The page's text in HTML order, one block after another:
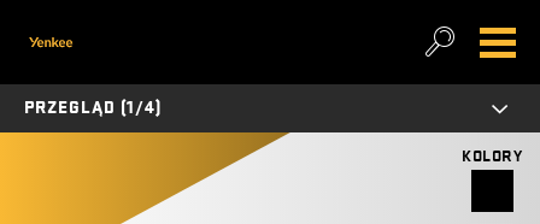
KOLORY
PRZEGLĄD (1/4)